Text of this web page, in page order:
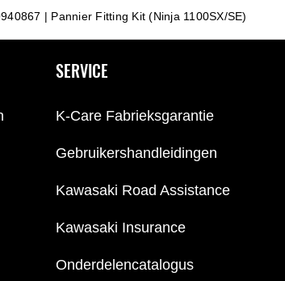
| Pannier Fitting Kit (Ninja 1100SX/SE)
SERVICE
K-Care Fabrieksgarantie
Gebruikershandleidingen
Kawasaki Road Assistance
Kawasaki Insurance
Onderdelencatalogus